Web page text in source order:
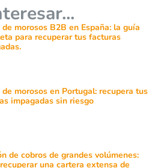
de morosos B2B en España: la guía
para recuperar tus facturas
de morosos en Portugal: recupera tus
impagadas sin riesgo
de cobros de grandes volúmenes:
una cartera extensa de